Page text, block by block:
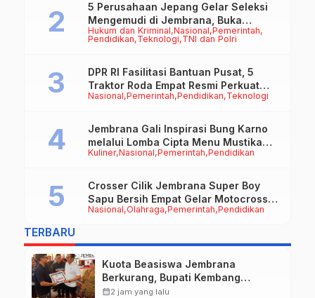
Hukum dan Kriminal Nasional Pemerintah
Pendidikan Teknologi TNI dan Polri
5 Perusahaan Jepang Gelar Seleksi
Mengemudi di Jembrana, Buka
Peluang Kerja bagi Calon PMI
Nasional Pemerintah Pendidikan Teknologi
DPR RI Fasilitasi Bantuan Pusat, 5
Traktor Roda Empat Resmi Perkuat
Mekanisasi Pertanian Jembrana
Kuliner Nasional Pemerintah Pendidikan
Jembrana Gali Inspirasi Bung Karno
melalui Lomba Cipta Menu Mustika
Rasa
Nasional Olahraga Pemerintah Pendidikan
Crosser Cilik Jembrana Super Boy
Sapu Bersih Empat Gelar Motocross
50cc
TERBARU
Kuota Beasiswa Jembrana
Berkurang, Bupati Kembang
Siapkan Upaya Penambahan di
calendar_month2 jam yang lalu